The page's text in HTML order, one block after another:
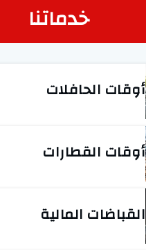
خدماتنا
أوقات الحافلات
أوقات القطارات
القباضات المالية